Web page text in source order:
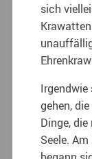
sich
Irgendwie
gehen,
Dinge,
Seele.